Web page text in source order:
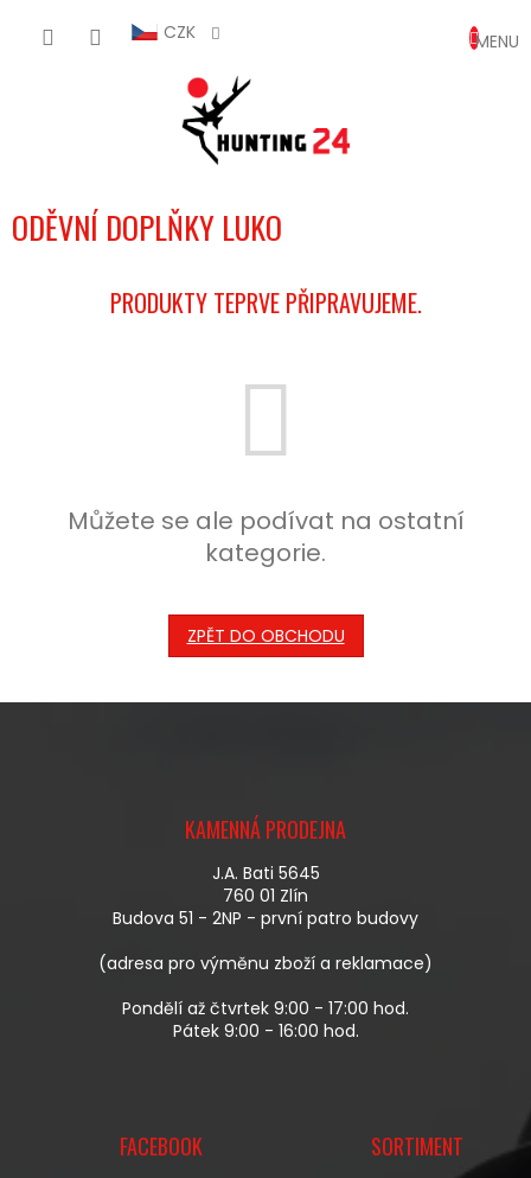
CZK
KOŠÍK
ODĚVNÍ DOPLŇKY LUKO
PRODUKTY TEPRVE PŘIPRAVUJEME.
Můžete se ale podívat na ostatní
kategorie.
ZPĚT DO OBCHODU
KAMENNÁ PRODEJNA
J.A. Bati 5645
760 01 Zlín
Budova 51 - 2NP - první patro budovy
(adresa pro výměnu zboží a reklamace)
Pondělí až čtvrtek 9:00 - 17:00 hod.
Pátek 9:00 - 16:00 hod.
FACEBOOK SORTIMENT